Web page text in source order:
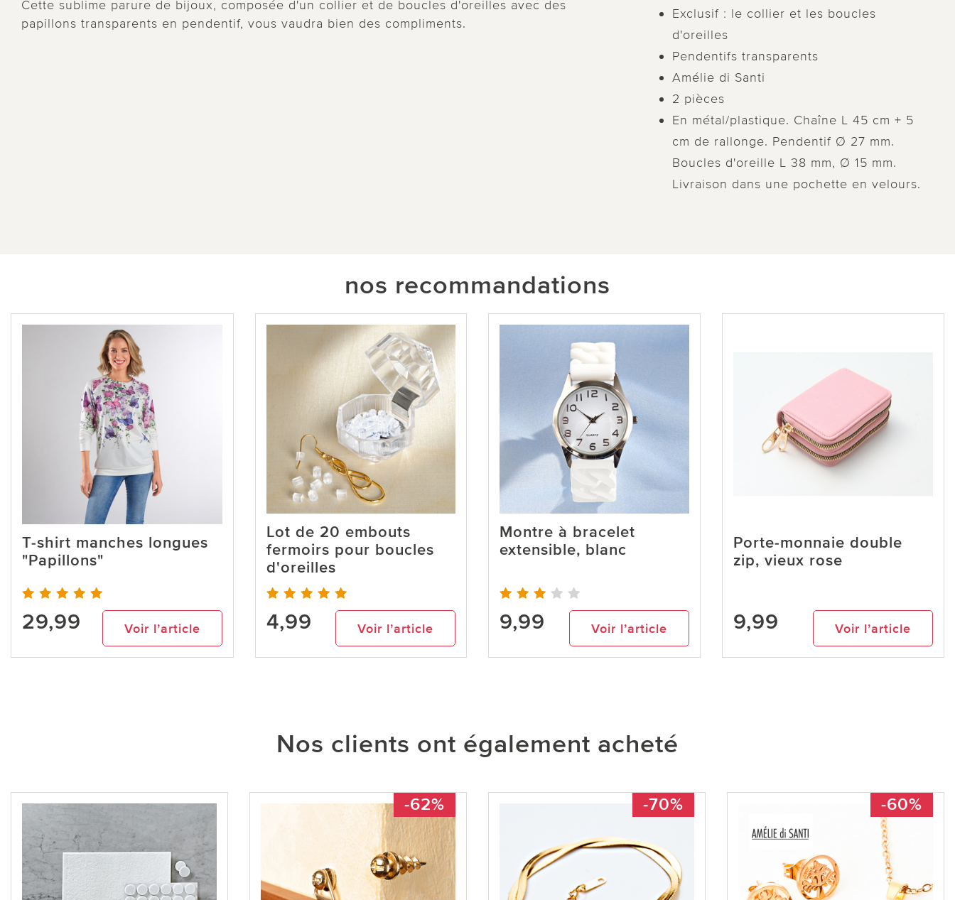
Cette sublime parure de bijoux, composée d'un collier et de boucles d'oreilles avec des
papillons transparents en pendentif, vous vaudra bien des compliments.
Exclusif : le collier et les boucles
d'oreilles
Pendentifs transparents
Amélie di Santi
2 pièces
En métal/plastique. Chaîne L 45 cm + 5
cm de rallonge. Pendentif Ø 27 mm.
Boucles d'oreille L 38 mm, Ø 15 mm.
Livraison dans une pochette en velours.
nos recommandations
T-shirt manches longues
"Papillons"
29,99 Voir l’article
Lot de 20 embouts
fermoirs pour boucles
d'oreilles
4,99 Voir l’article
Montre à bracelet
extensible, blanc
9,99 Voir l’article
Porte-monnaie double
zip, vieux rose
9,99 Voir l’article
Nos clients ont également acheté
-62% -70% -60%